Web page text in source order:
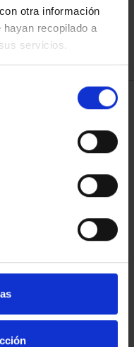
otra información
recopilado a
servicios.